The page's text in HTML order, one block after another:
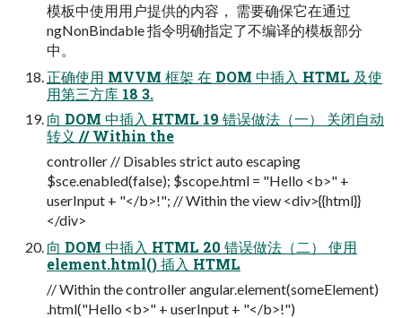
模板中使用用户提供的内容， 需要确保它在通过
ngNonBindable 指令明确指定了不编译的模板部分
中。
正确使用 MVVM 框架 在 DOM 中插入 HTML 及使
用第三方库 18 3.
向 DOM 中插入 HTML 19 错误做法（一） 关闭自动
转义 // Within the
controller // Disables strict auto escaping
$sce.enabled(false); $scope.html = "Hello <b>" +
userInput + "</b>!"; // Within the view <div>{{html}}
</div>
向 DOM 中插入 HTML 20 错误做法（二） 使用
element.html() 插入 HTML
// Within the controller angular.element(someElement)
.html("Hello <b>" + userInput + "</b>!")